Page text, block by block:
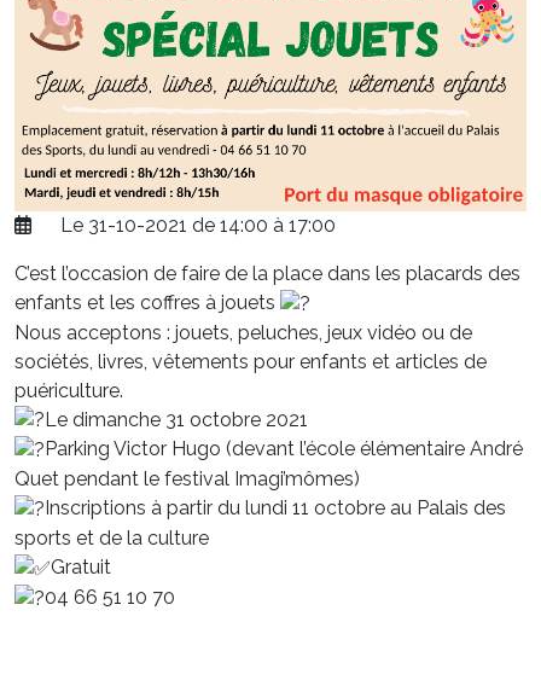
Le 31-10-2021 de 14:00 à 17:00
C’est l’occasion de faire de la place dans les placards des
enfants et les coffres à jouets
Nous acceptons : jouets, peluches, jeux vidéo ou de
sociétés, livres, vêtements pour enfants et articles de
puériculture.
Le dimanche 31 octobre 2021
Parking Victor Hugo (devant l’école élémentaire André
Quet pendant le festival Imagi’mômes)
Inscriptions à partir du lundi 11 octobre au Palais des
sports et de la culture
Gratuit
04 66 51 10 70